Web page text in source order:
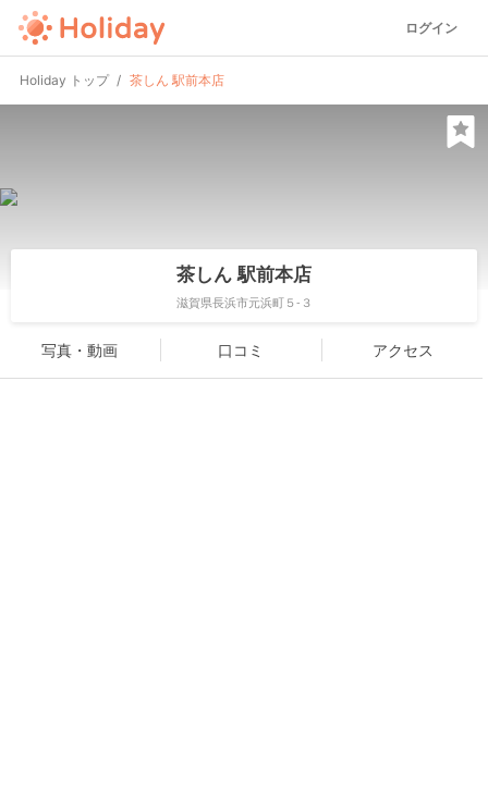
ログイン
Holiday トップ 茶しん 駅前本店
茶しん 駅前本店
滋賀県長浜市元浜町５-３
写真・動画 口コミ アクセス